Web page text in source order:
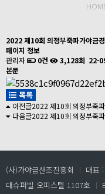
2022 제10회 의정부죽파가야금
페이지 정보
관리자
0건 3,128회 22-
본문
목록
이전글2022 제10회 의정부죽
다음글2022 제10회 의정부죽
(사)가야금산조진흥회 ㅣ 대표
대슈퍼빌 오피스텔 1107호 ㅣ